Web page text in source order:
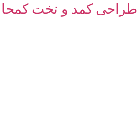
طراحی کمد و تخت کمجا